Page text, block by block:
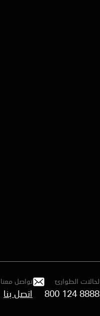
لحالات الطوارئ
800 124 8888
تواصل معنا
اتصل بنا